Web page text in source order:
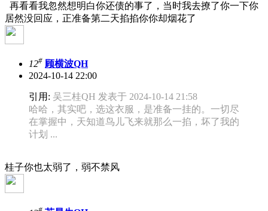
再看看我忽然想明白你还债的事了，当时我去撩了你一下你
居然没回应，正准备第二天掐掐你你却烟花了
12# 顾横波QH
2024-10-14 22:00
引用: 吴三桂QH 发表于 2024-10-14 21:58
哈哈，其实吧，选这衣服，是准备一挂的。一切尽
在掌握中，天知道鸟儿飞来就那么一掐，坏了我的
计划 ...
桂子你也太弱了，弱不禁风